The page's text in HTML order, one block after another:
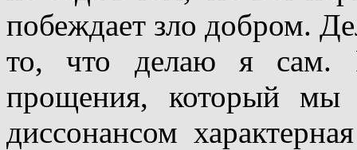
побеждает зло добром.
то, что делаю я сам.
прощения, который мы
диссонансом